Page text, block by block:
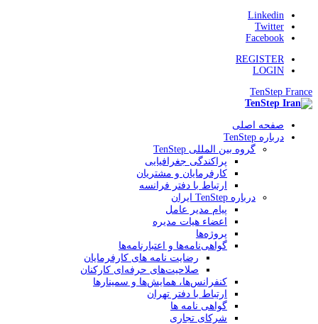
Linkedin
Twitter
Facebook
REGISTER
LOGIN
TenStep France
صفحه اصلی
درباره TenStep
گروه بین المللی TenStep
پراکندگی جغرافیایی
کارفرمایان و مشتریان
ارتباط با دفتر فرانسه
درباره TenStep ایران
پیام مدیر عامل
اعضاء هیات مدیره
پروژه‌ها
گواهی‌نامه‌ها و اعتبارنامه‌ها
رضایت نامه های کارفرمایان
صلاحیت‌های حرفه‌ای کارکنان
کنفرانس‌ها، همایش‌ها و سمینارها
ارتباط با دفتر تهران
گواهی نامه ها
شرکای تجاری